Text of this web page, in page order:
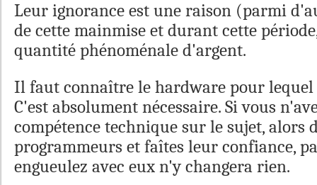
Leur ignorance est une raison (parmi
de cette mainmise et durant cette
quantité phénoménale d'argent.
Il faut connaître le hardware pour lequel
C'est absolument nécessaire. Si vous
compétence technique sur le sujet, alors
programmeurs et faîtes leur confiance,
engueulez avec eux n'y changera rien.